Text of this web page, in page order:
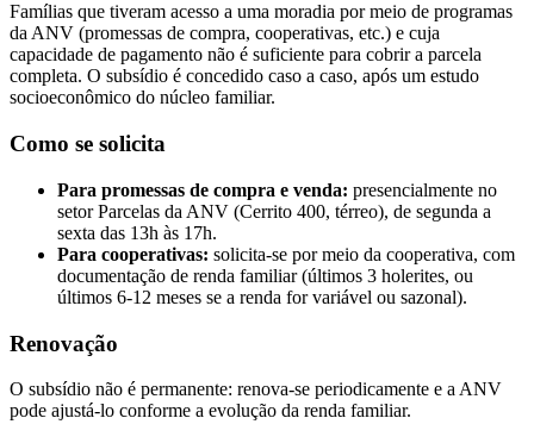
Famílias que tiveram acesso a uma moradia por meio de programas
da ANV (promessas de compra, cooperativas, etc.) e cuja
capacidade de pagamento não é suficiente para cobrir a parcela
completa. O subsídio é concedido caso a caso, após um estudo
socioeconômico do núcleo familiar.
Como se solicita
Para promessas de compra e venda: presencialmente no
setor Parcelas da ANV (Cerrito 400, térreo), de segunda a
sexta das 13h às 17h.
Para cooperativas: solicita-se por meio da cooperativa, com
documentação de renda familiar (últimos 3 holerites, ou
últimos 6-12 meses se a renda for variável ou sazonal).
Renovação
O subsídio não é permanente: renova-se periodicamente e a ANV
pode ajustá-lo conforme a evolução da renda familiar.